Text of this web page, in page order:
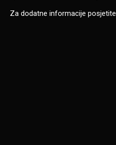
Za dodatne informacije posjetite